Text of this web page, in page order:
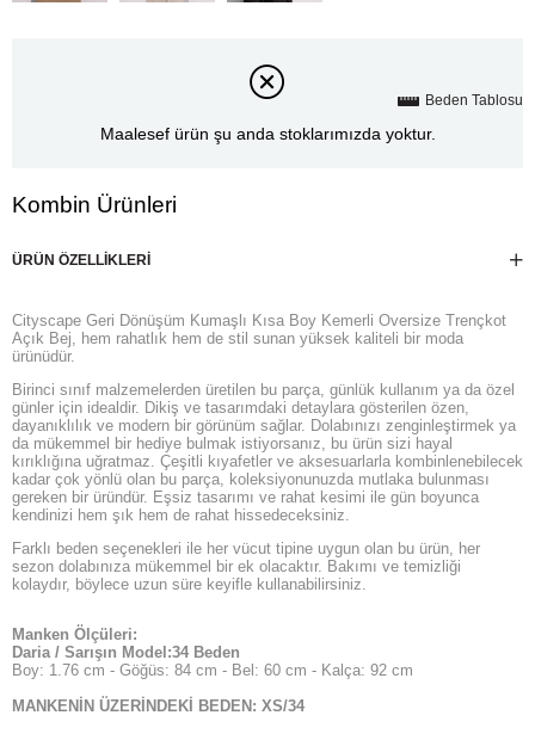
Maalesef ürün şu anda stoklarımızda yoktur.
Beden Tablosu
ÜRÜN ÖZELLIKLERI
Cityscape Geri Dönüşüm Kumaşlı Kısa Boy Kemerli Oversize Trençkot
Açık Bej, hem rahatlık hem de stil sunan yüksek kaliteli bir moda
ürünüdür.
Birinci sınıf malzemelerden üretilen bu parça, günlük kullanım ya da özel
günler için idealdir. Dikiş ve tasarımdaki detaylara gösterilen özen,
dayanıklılık ve modern bir görünüm sağlar. Dolabınızı zenginleştirmek ya
da mükemmel bir hediye bulmak istiyorsanız, bu ürün sizi hayal
kırıklığına uğratmaz. Çeşitli kıyafetler ve aksesuarlarla kombinlenebilecek
kadar çok yönlü olan bu parça, koleksiyonunuzda mutlaka bulunması
gereken bir üründür. Eşsiz tasarımı ve rahat kesimi ile gün boyunca
kendinizi hem şık hem de rahat hissedeceksiniz.
Farklı beden seçenekleri ile her vücut tipine uygun olan bu ürün, her
sezon dolabınıza mükemmel bir ek olacaktır. Bakımı ve temizliği
kolaydır, böylece uzun süre keyifle kullanabilirsiniz.
Manken Ölçüleri:
Daria / Sarışın Model:34 Beden
Boy: 1.76 cm - Göğüs: 84 cm - Bel: 60 cm - Kalça: 92 cm
MANKENİN ÜZERİNDEKİ BEDEN: XS/34
Kombin Ürünleri